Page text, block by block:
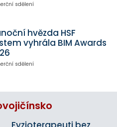
sdělení
hvězda HSF
vyhrála BIM Awards
sdělení